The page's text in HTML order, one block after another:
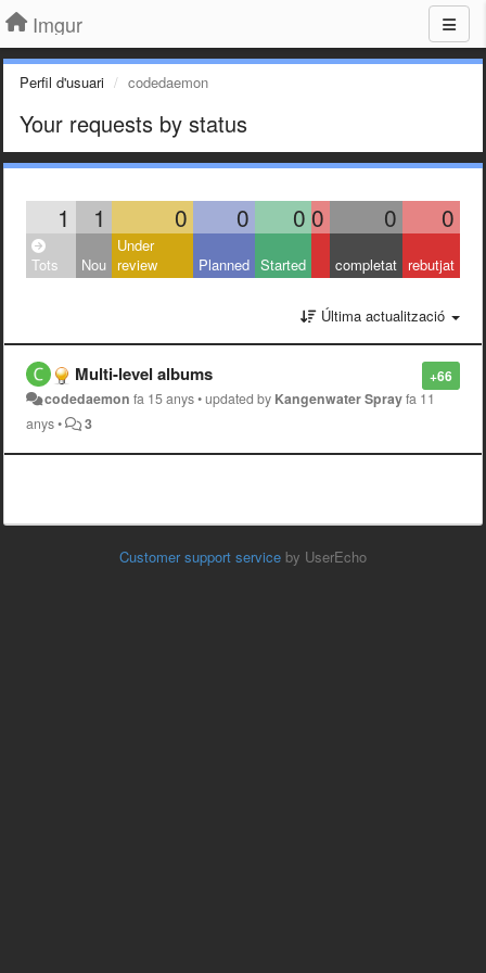
Imgur
Perfil d'usuari codedaemon
Your requests by status
1 1 0 0 0 0 0 0
Tots Nou
Under
review
Planned Started completat rebutjat
Última actualització
+66
Multi-level albums
codedaemon fa 15 anys•updated by Kangenwater Sprayfa 11
anys• 3
Customer support service by UserEcho